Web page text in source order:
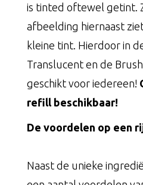
is tinted oftewel getint.
afbeelding hiernaast
kleine tint. Hierdoor in
Translucent en de
geschikt voor iedereen!
refill beschikbaar!
De voordelen op een
Naast de unieke